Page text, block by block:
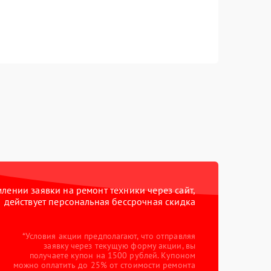
заявки на ремонт техники через сайт,
действует персональная бессрочная скидка
*Условия акции предполагают, что отправляя
заявку через текущую форму акции, вы
получаете купон на 1500 рублей. Купоном
можно оплатить до 25% от стоимости ремонта